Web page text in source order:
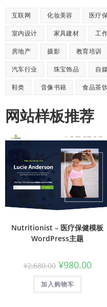
互联网 化妆美容 医疗
室内设计 家具建材 工
房地产 摄影 教育培训
汽车行业 珠宝饰品 自
鞋类 音像书籍 食品茶
网站样板推荐
Nutritionist – 医疗保健模板
WordPress主题
¥2,680.00 ¥980.00
加入购物车